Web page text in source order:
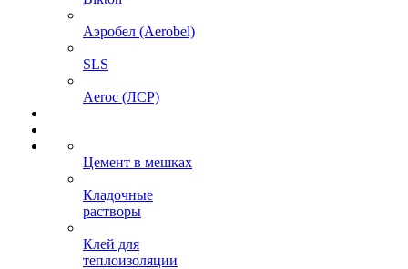
Аэробел (Aerobel)
SLS
Aeroc (ЛСР)
Цемент в мешках
Кладочные
растворы
Клей для
теплоизоляции